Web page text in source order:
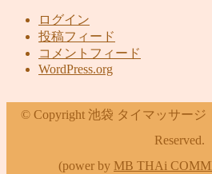
ログイン
投稿フィード
コメントフィード
WordPress.org
© Copyright 池袋 タイマッサージ
Reserved.
(power by MB THAi